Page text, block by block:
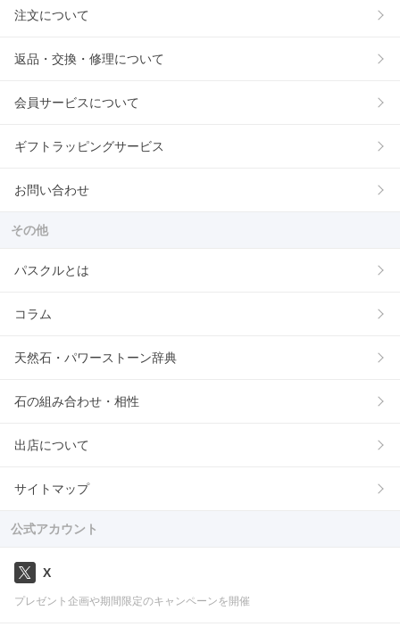
注文について
返品・交換・修理について
会員サービスについて
ギフトラッピングサービス
お問い合わせ
その他
パスクルとは
コラム
天然石・パワーストーン辞典
石の組み合わせ・相性
出店について
サイトマップ
公式アカウント
X
プレゼント企画や期間限定のキャンペーンを開催